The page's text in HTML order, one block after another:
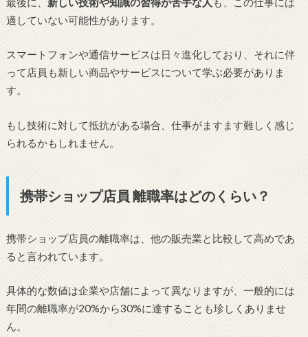
適していない可能性があります。
スマートフォンや通信サービスは日々進化しており、それに伴
って店員も新しい商品やサービスについて学ぶ必要がありま
す。
もし技術に対して抵抗がある場合、仕事がますます難しく感じ
られるかもしれません。
携帯ショップ店員 離職率はどのくらい？
携帯ショップ店員の離職率は、他の販売業と比較して高めであ
ると言われています。
具体的な数値は企業や店舗によって異なりますが、一般的には
年間の離職率が20%から30%に達することも珍しくありませ
ん。